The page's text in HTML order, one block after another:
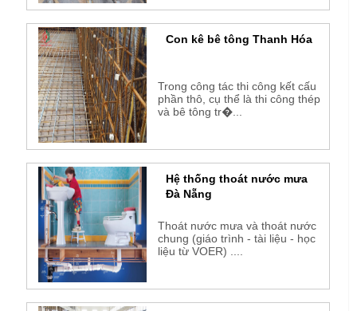
Con kê bê tông Thanh Hóa
Trong công tác thi công kết cấu
phần thô, cụ thể là thi công thép
và bê tông tr�...
Hệ thống thoát nước mưa
Đà Nẵng
Thoát nước mưa và thoát nước
chung (giáo trình - tài liệu - học
liệu từ VOER) ....